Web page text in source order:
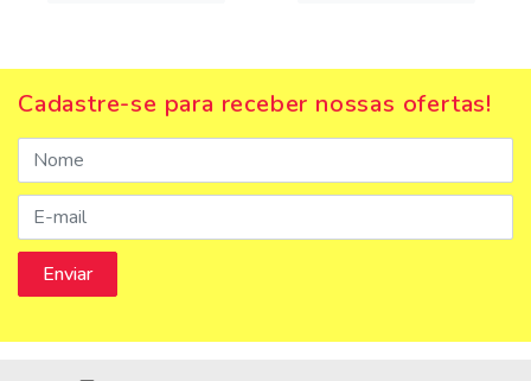
Cadastre-se para receber nossas ofertas!